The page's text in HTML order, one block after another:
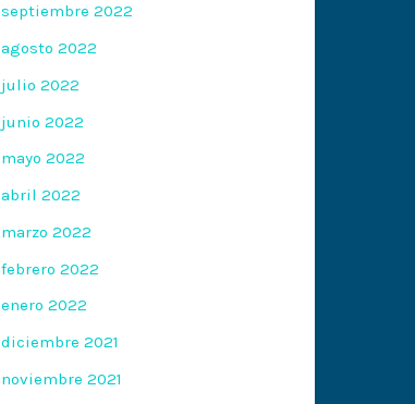
septiembre 2022
agosto 2022
julio 2022
junio 2022
mayo 2022
abril 2022
marzo 2022
febrero 2022
enero 2022
diciembre 2021
noviembre 2021